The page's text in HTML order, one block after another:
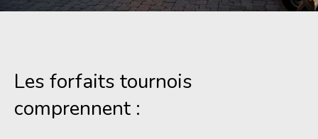
Les forfaits tournois
comprennent :